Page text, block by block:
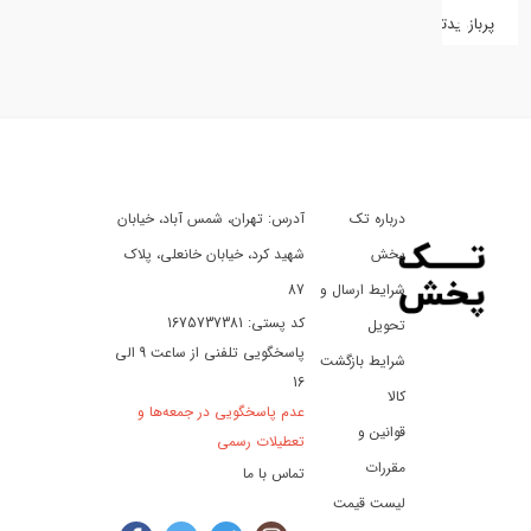
کفش
سفر
تفریح
پربازدیدترین
درباره تک
پخش
شرایط ارسال و
تحویل
شرایط بازگشت
کالا
قوانین و
مقررات
لیست قیمت
آدرس: تهران، شمس آباد، خیابان
شهید کرد، خیابان خانعلی، پلاک
87
کد پستی: 1675737381
پاسخگویی تلفنی از ساعت 9 الی
16
عدم پاسخگویی در جمعه‌ها و
تعطیلات رسمی
تماس با ما